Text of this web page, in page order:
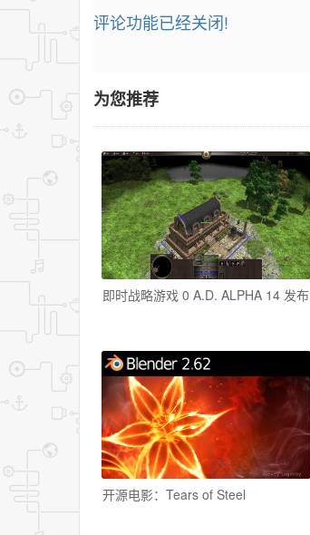
评论功能已经关闭!
为您推荐
即时战略游戏 0 A.D. ALPHA 14 发布
开源电影：Tears of Steel